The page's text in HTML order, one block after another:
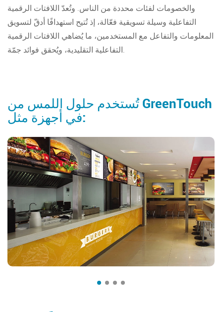
والخصومات لفئات محددة من الناس. وتُعدّ اللافتات الرقمية
التفاعلية وسيلة تسويقية فعّالة، إذ تُتيح استهدافًا أدقّ لتسويق
المعلومات والتفاعل مع المستخدمين، ما يُضاهي اللافتات الرقمية
التفاعلية التقليدية، ويُحقق فوائد جمّة.
تُستخدم حلول اللمس من GreenTouch
في أجهزة مثل: